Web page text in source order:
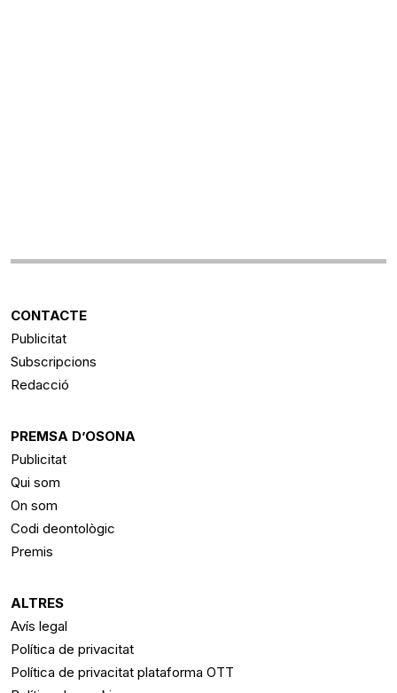
CONTACTE
Publicitat
Subscripcions
Redacció
PREMSA D’OSONA
Publicitat
Qui som
On som
Codi deontològic
Premis
ALTRES
Avís legal
Política de privacitat
Política de privacitat plataforma OTT